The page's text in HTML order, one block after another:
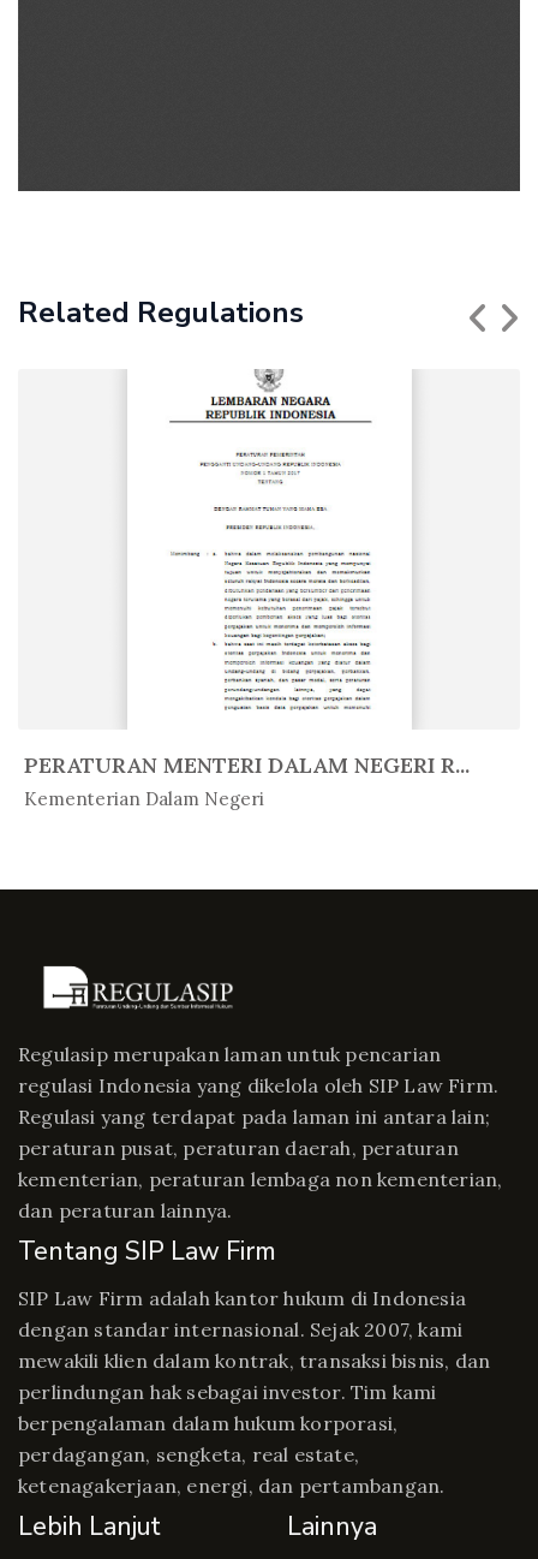
Related Regulations
PERATURAN MENTERI DALAM NEGERI R...
Kementerian Dalam Negeri
In Peratur...
Regulasip merupakan laman untuk pencarian
regulasi Indonesia yang dikelola oleh SIP Law Firm.
Regulasi yang terdapat pada laman ini antara lain;
peraturan pusat, peraturan daerah, peraturan
kementerian, peraturan lembaga non kementerian,
dan peraturan lainnya.
Tentang SIP Law Firm
SIP Law Firm adalah kantor hukum di Indonesia
dengan standar internasional. Sejak 2007, kami
mewakili klien dalam kontrak, transaksi bisnis, dan
perlindungan hak sebagai investor. Tim kami
berpengalaman dalam hukum korporasi,
perdagangan, sengketa, real estate,
ketenagakerjaan, energi, dan pertambangan.
Lebih Lanjut Lainnya